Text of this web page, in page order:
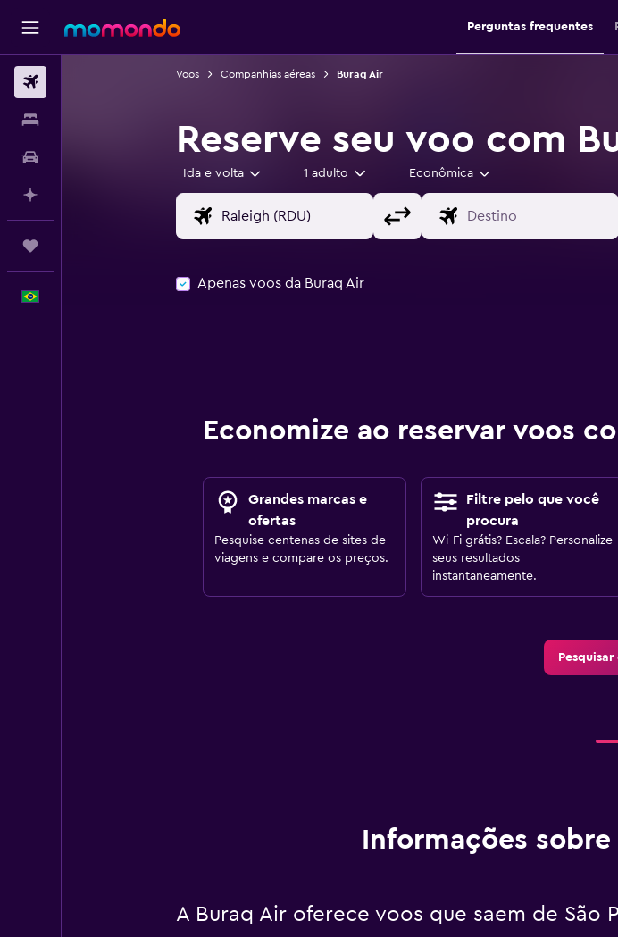
Perguntas frequentes
Voos Companhias aéreas Buraq Air
Reserve seu voo com
Ida e volta 1 adulto Econômica
Apenas voos da Buraq Air
Economize ao reservar voos
Grandes marcas e
ofertas
Pesquise centenas de sites de
viagens e compare os preços.
Filtre pelo que você
procura
Wi-Fi grátis? Escala? Personalize
seus resultados
instantaneamente.
Informações
A Buraq Air oferece voos que saem de São